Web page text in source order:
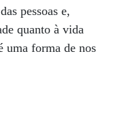
pessoas e,
quanto à vida
uma forma de nos